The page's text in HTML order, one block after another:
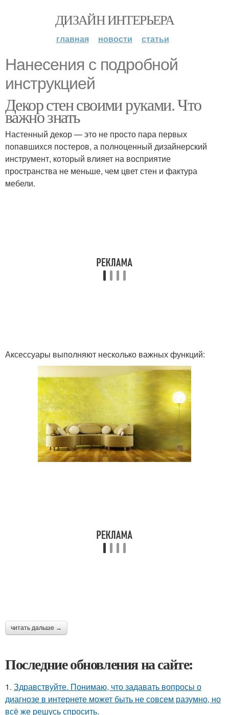
ДИЗАЙН ИНТЕРЬЕРА
главная новости статьи
Нанесения с подробной
инструкцией
Декор стен своими руками. Что
важно знать
Настенный декор — это не просто пара первых
попавшихся постеров, а полноценный дизайнерский
инструмент, который влияет на восприятие
пространства не меньше, чем цвет стен и фактура
мебели.
Аксессуары выполняют несколько важных функций:
читать дальше →
Последние обновления на сайте:
1. Здравствуйте. Понимаю, что задавать вопросы о
диагнозе в интернете может быть не совсем разумно, но
всё же решусь спросить.